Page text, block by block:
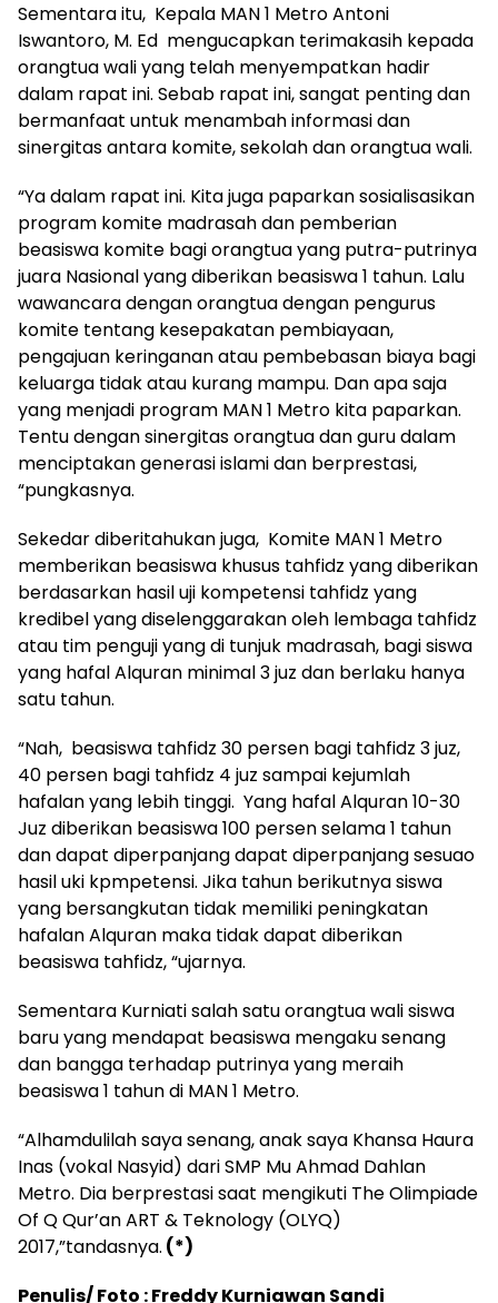
Sementara itu, Kepala MAN 1 Metro Antoni
Iswantoro, M. Ed mengucapkan terimakasih kepada
orangtua wali yang telah menyempatkan hadir
dalam rapat ini. Sebab rapat ini, sangat penting dan
bermanfaat untuk menambah informasi dan
sinergitas antara komite, sekolah dan orangtua wali.
“Ya dalam rapat ini. Kita juga paparkan sosialisasikan
program komite madrasah dan pemberian
beasiswa komite bagi orangtua yang putra-putrinya
juara Nasional yang diberikan beasiswa 1 tahun. Lalu
wawancara dengan orangtua dengan pengurus
komite tentang kesepakatan pembiayaan,
pengajuan keringanan atau pembebasan biaya bagi
keluarga tidak atau kurang mampu. Dan apa saja
yang menjadi program MAN 1 Metro kita paparkan.
Tentu dengan sinergitas orangtua dan guru dalam
menciptakan generasi islami dan berprestasi,
“pungkasnya.
Sekedar diberitahukan juga, Komite MAN 1 Metro
memberikan beasiswa khusus tahfidz yang diberikan
berdasarkan hasil uji kompetensi tahfidz yang
kredibel yang diselenggarakan oleh lembaga tahfidz
atau tim penguji yang di tunjuk madrasah, bagi siswa
yang hafal Alquran minimal 3 juz dan berlaku hanya
satu tahun.
“Nah, beasiswa tahfidz 30 persen bagi tahfidz 3 juz,
40 persen bagi tahfidz 4 juz sampai kejumlah
hafalan yang lebih tinggi. Yang hafal Alquran 10-30
Juz diberikan beasiswa 100 persen selama 1 tahun
dan dapat diperpanjang dapat diperpanjang sesuao
hasil uki kpmpetensi. Jika tahun berikutnya siswa
yang bersangkutan tidak memiliki peningkatan
hafalan Alquran maka tidak dapat diberikan
beasiswa tahfidz, “ujarnya.
Sementara Kurniati salah satu orangtua wali siswa
baru yang mendapat beasiswa mengaku senang
dan bangga terhadap putrinya yang meraih
beasiswa 1 tahun di MAN 1 Metro.
“Alhamdulilah saya senang, anak saya Khansa Haura
Inas (vokal Nasyid) dari SMP Mu Ahmad Dahlan
Metro. Dia berprestasi saat mengikuti The Olimpiade
Of Q Qur’an ART & Teknology (OLYQ)
2017,”tandasnya. (*)
Penulis/ Foto : Freddy Kurniawan Sandi